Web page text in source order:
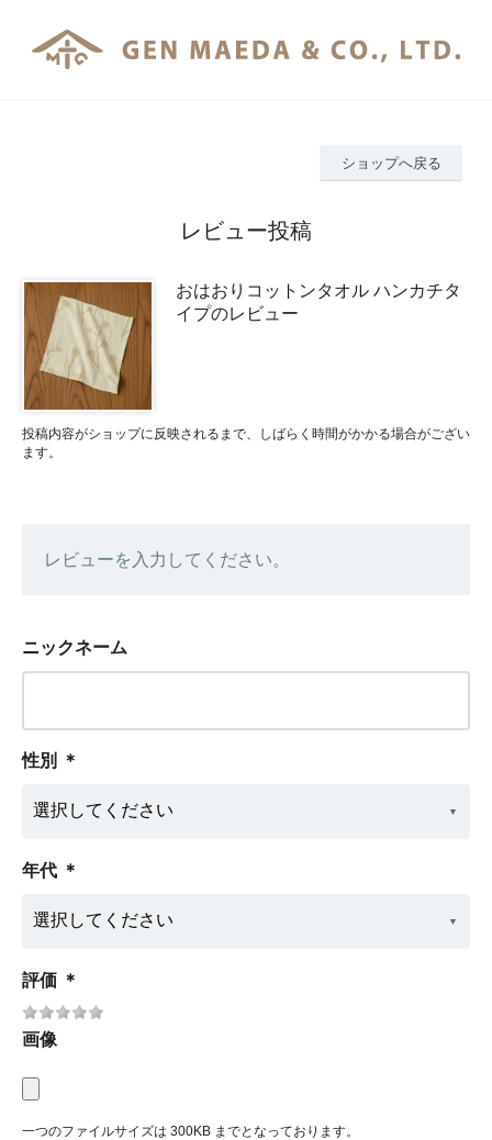
ショップへ戻る
レビュー投稿
おはおりコットンタオル ハンカチタ
イプのレビュー
投稿内容がショップに反映されるまで、しばらく時間がかかる場合がござい
ます。
レビューを入力してください。
ニックネーム
性別 ＊
年代 ＊
評価 ＊
画像
一つのファイルサイズは 300KB までとなっております。